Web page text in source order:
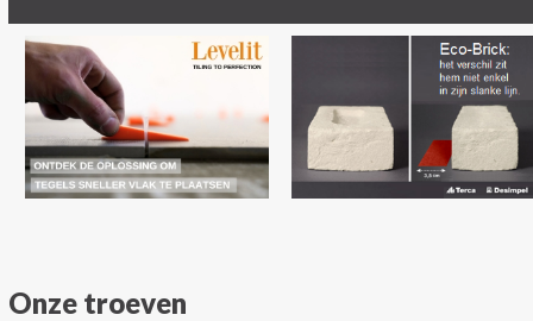
Onze troeven